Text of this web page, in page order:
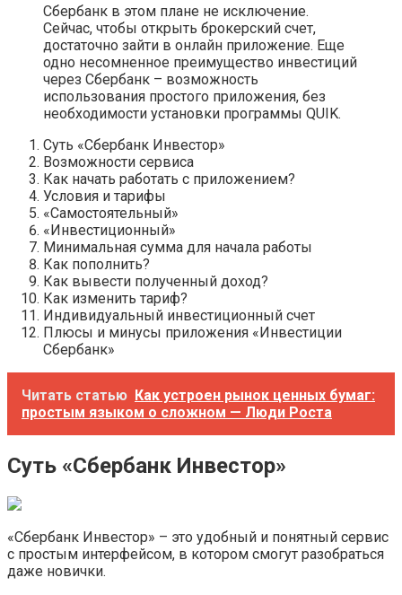
Сбербанк в этом плане не исключение.
Сейчас, чтобы открыть брокерский счет,
достаточно зайти в онлайн приложение. Еще
одно несомненное преимущество инвестиций
через Сбербанк – возможность
использования простого приложения, без
необходимости установки программы QUIK.
Суть «Сбербанк Инвестор»
Возможности сервиса
Как начать работать с приложением?
Условия и тарифы
«Самостоятельный»
«Инвестиционный»
Минимальная сумма для начала работы
Как пополнить?
Как вывести полученный доход?
Как изменить тариф?
Индивидуальный инвестиционный счет
Плюсы и минусы приложения «Инвестиции
Сбербанк»
Читать статью Как устроен рынок ценных бумаг:
простым языком о сложном — Люди Роста
Суть «Сбербанк Инвестор»
«Сбербанк Инвестор» – это удобный и понятный сервис
с простым интерфейсом, в котором смогут разобраться
даже новички.